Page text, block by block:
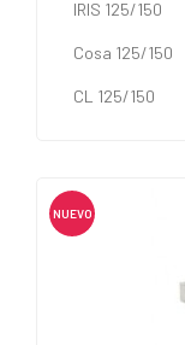
IRIS 125/150
Cosa 125/150
CL 125/150
NUEVO